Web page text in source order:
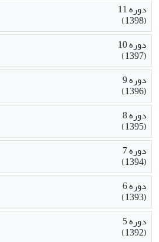
دوره 11
(1398)
دوره 10
(1397)
دوره 9
(1396)
دوره 8
(1395)
دوره 7
(1394)
دوره 6
(1393)
دوره 5
(1392)